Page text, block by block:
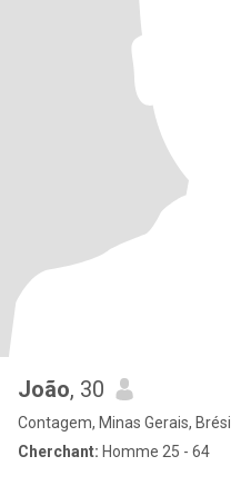
João, 30
Contagem, Minas Gerais, Brésil
Cherchant: Homme 25 - 64